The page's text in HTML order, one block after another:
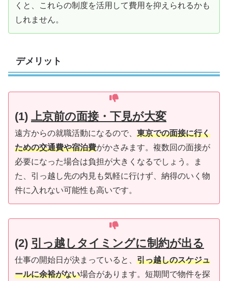
くと、これらの制度を活用して費用を抑えられるかも
しれません。
デメリット
(1) 上京前の面接・下見が大変
遠方からの就職活動になるので、 東京での面接に行く
ための交通費や宿泊費がかさみます。複数回の面接が
必要になった場合は負担が大きくなるでしょう。ま
た、引っ越し先の内見も気軽に行けず、納得のいく物
件に入れない可能性も高いです。
(2) 引っ越しタイミングに制約が出る
仕事の開始日が決まっていると、 引っ越しのスケジュ
ールに余裕がない場合があります。短期間で物件を探